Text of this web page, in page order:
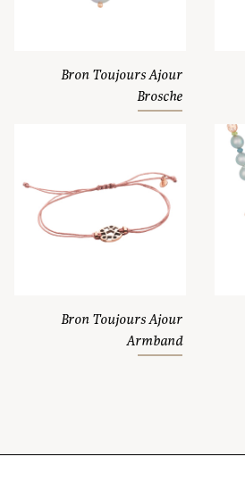
Bron Toujours Ajour
Brosche
Bron Toujours Ajour
Armband